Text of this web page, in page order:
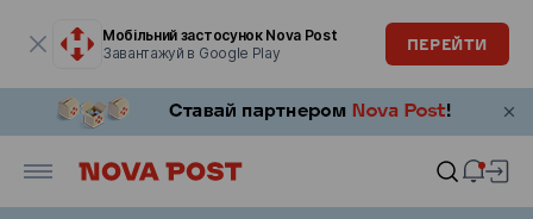
Мобільний застосунок Nova Post
Завантажуй в Google Play
ПЕРЕЙТИ